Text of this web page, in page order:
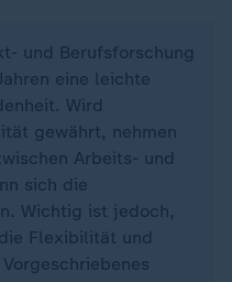
und Berufsforschung
eine leichte
Wird
gewährt, nehmen
Arbeits- und
sich die
Wichtig ist jedoch,
Flexibilität und